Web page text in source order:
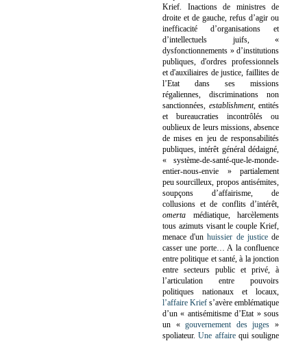
Krief. Inactions de ministres de
droite et de gauche, refus d’agir ou
inefficacité d’organisations et
d’intellectuels juifs, «
dysfonctionnements » d’institutions
publiques, d'ordres professionnels
et d'auxiliaires de justice, faillites de
l’Etat dans ses missions
régaliennes, discriminations non
sanctionnées, establishment, entités
et bureaucraties incontrôlés ou
oublieux de leurs missions, absence
de mises en jeu de responsabilités
publiques, intérêt général dédaigné,
« système-de-santé-que-le-monde-
entier-nous-envie » partialement
peu sourcilleux, propos antisémites,
soupçons d’affairisme, de
collusions et de conflits d’intérêt,
omerta médiatique, harcèlements
tous azimuts visant le couple Krief,
menace d'unhuissier de justicede
casser une porte… A la confluence
entre politique et santé, à la jonction
entre secteurs public et privé, à
l’articulation entre pouvoirs
politiques nationaux et locaux,
l’affaire Krief s’avère emblématique
d’un « antisémitisme d’Etat » sous
un «gouvernement des juges »
spoliateur.Une affairequi souligne